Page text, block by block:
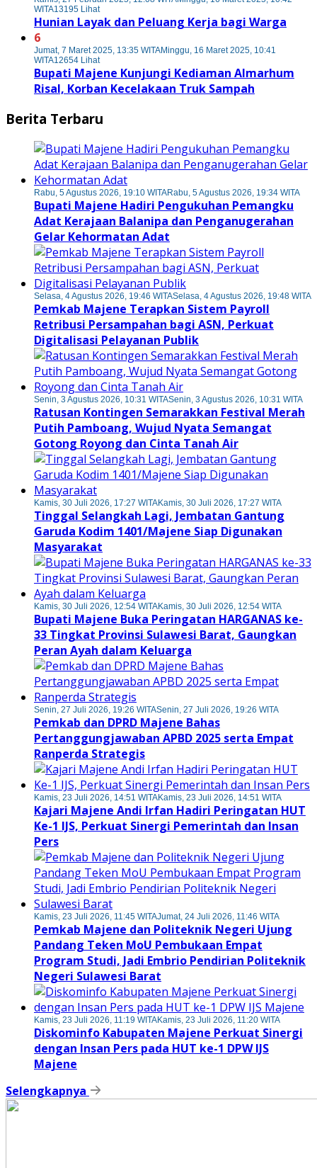
WITA13195 Lihat
Hunian Layak dan Peluang Kerja bagi Warga
6
Jumat, 7 Maret 2025, 13:35 WITAMinggu, 16 Maret 2025, 10:41
WITA12654 Lihat
Bupati Majene Kunjungi Kediaman Almarhum
Risal, Korban Kecelakaan Truk Sampah
Berita Terbaru
Rabu, 5 Agustus 2026, 19:10 WITARabu, 5 Agustus 2026, 19:34 WITA
Bupati Majene Hadiri Pengukuhan Pemangku
Adat Kerajaan Balanipa dan Penganugerahan
Gelar Kehormatan Adat
Selasa, 4 Agustus 2026, 19:46 WITASelasa, 4 Agustus 2026, 19:48 WITA
Pemkab Majene Terapkan Sistem Payroll
Retribusi Persampahan bagi ASN, Perkuat
Digitalisasi Pelayanan Publik
Senin, 3 Agustus 2026, 10:31 WITASenin, 3 Agustus 2026, 10:31 WITA
Ratusan Kontingen Semarakkan Festival Merah
Putih Pamboang, Wujud Nyata Semangat
Gotong Royong dan Cinta Tanah Air
Kamis, 30 Juli 2026, 17:27 WITAKamis, 30 Juli 2026, 17:27 WITA
Tinggal Selangkah Lagi, Jembatan Gantung
Garuda Kodim 1401/Majene Siap Digunakan
Masyarakat
Kamis, 30 Juli 2026, 12:54 WITAKamis, 30 Juli 2026, 12:54 WITA
Bupati Majene Buka Peringatan HARGANAS ke-
33 Tingkat Provinsi Sulawesi Barat, Gaungkan
Peran Ayah dalam Keluarga
Senin, 27 Juli 2026, 19:26 WITASenin, 27 Juli 2026, 19:26 WITA
Pemkab dan DPRD Majene Bahas
Pertanggungjawaban APBD 2025 serta Empat
Ranperda Strategis
Kamis, 23 Juli 2026, 14:51 WITAKamis, 23 Juli 2026, 14:51 WITA
Kajari Majene Andi Irfan Hadiri Peringatan HUT
Ke-1 IJS, Perkuat Sinergi Pemerintah dan Insan
Pers
Kamis, 23 Juli 2026, 11:45 WITAJumat, 24 Juli 2026, 11:46 WITA
Pemkab Majene dan Politeknik Negeri Ujung
Pandang Teken MoU Pembukaan Empat
Program Studi, Jadi Embrio Pendirian Politeknik
Negeri Sulawesi Barat
Kamis, 23 Juli 2026, 11:19 WITAKamis, 23 Juli 2026, 11:20 WITA
Diskominfo Kabupaten Majene Perkuat Sinergi
dengan Insan Pers pada HUT ke-1 DPW IJS
Majene
Selengkapnya